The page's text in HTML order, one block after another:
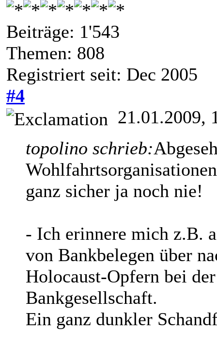
Beiträge: 1'543
Themen: 808
Registriert seit: Dec 2005
#4
21.01.2009,
topolino schrieb:
ganz sicher ja noch nie!
- Ich erinnere mich z.B.
von Bankbelegen über
Holocaust-Opfern bei
Bankgesellschaft.
Ein ganz dunkler